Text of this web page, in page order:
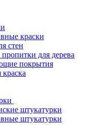
краски
стен
для дерева
покрытия
штукатурки
штукатурки